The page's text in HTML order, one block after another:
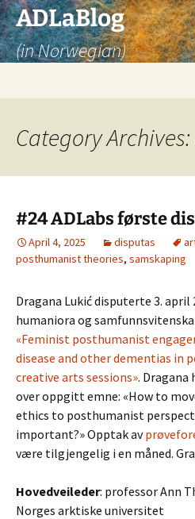
Skip
to
content
ADLaBlog
(in Norwegian)
Category
#24 ADLabs første
April 4, 2025 disputas
posthumanist theories, samskaping
Dragana Lukić disputerte 3. april
humaniora og
«Feminist posthumanist
disease and other dementias in
creative arts sessions».
over oppgitt emne: «How to
ethics to posthumanist
important?» Opptak av
være tilgjengelig i en måned.
Hovedveileder: professor Ann
Norges arktiske universitet